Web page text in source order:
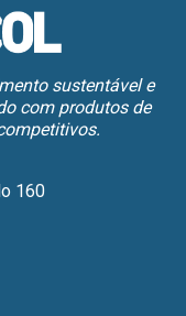
sustentável e
com produtos de
160